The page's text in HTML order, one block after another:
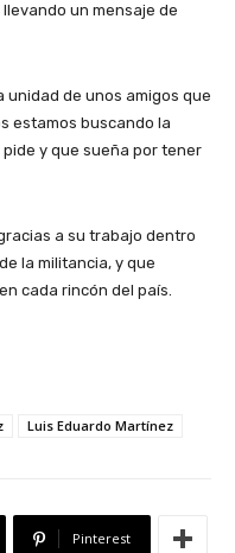
un mensaje de
unidad de unos amigos que
estamos buscando la
y que sueña por tener
a su trabajo dentro
la militancia, y que
cada rincón del país.
Luis Eduardo Martínez
Pinterest